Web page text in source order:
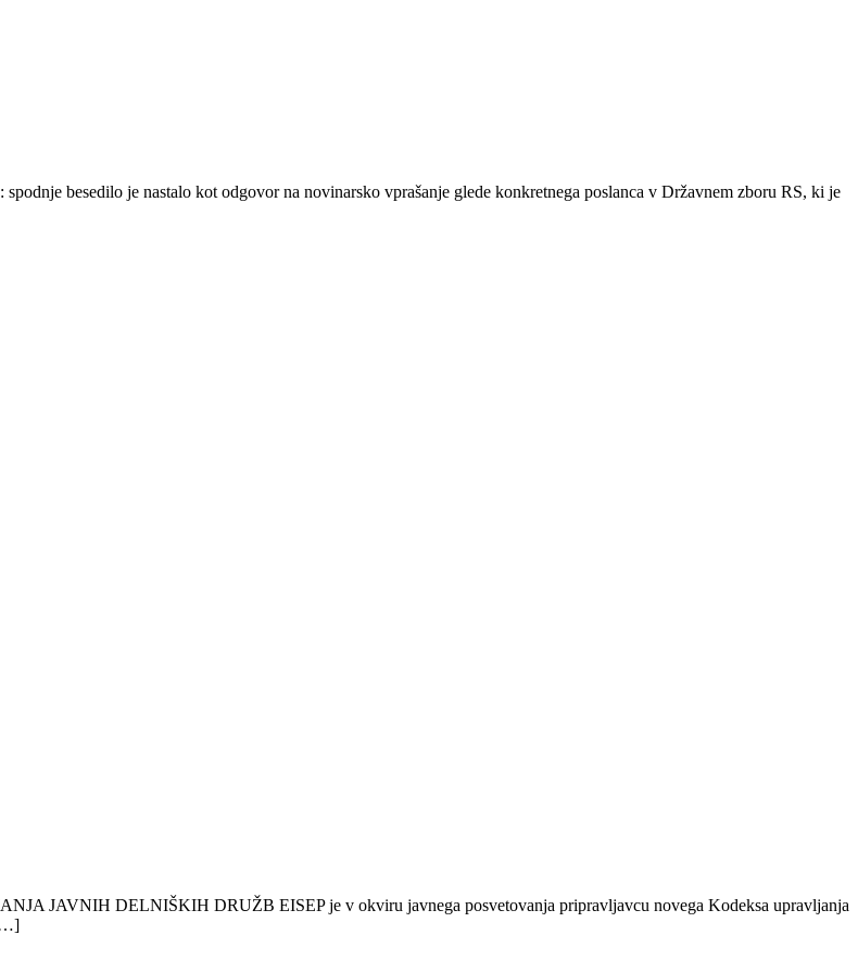
besedilo je nastalo kot odgovor na novinarsko vprašanje glede konkretnega poslanca v Državnem zboru RS, ki je
JAVNIH DELNIŠKIH DRUŽB EISEP je v okviru javnega posvetovanja pripravljavcu novega Kodeksa upravljanja